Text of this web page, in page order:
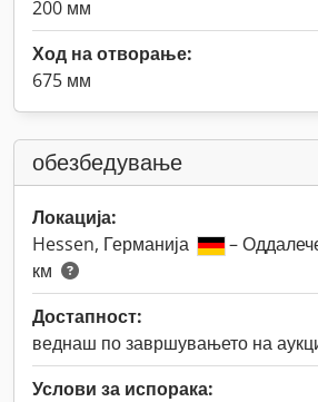
200 мм
Ход на отворање:
675 мм
обезбедување
Локација:
Hessen, Германија
–
км
Достапност:
веднаш по завршувањето на
Услови за испорака: